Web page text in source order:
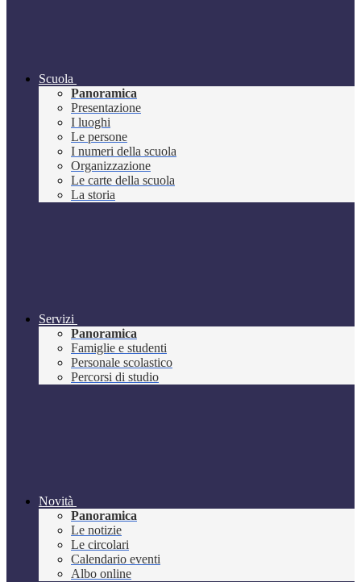
Scuola
Panoramica
Presentazione
I luoghi
Le persone
I numeri della scuola
Organizzazione
Le carte della scuola
La storia
Servizi
Panoramica
Famiglie e studenti
Personale scolastico
Percorsi di studio
Novità
Panoramica
Le notizie
Le circolari
Calendario eventi
Albo online